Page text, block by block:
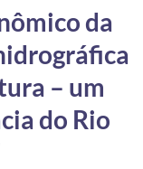
da
– um
do Rio